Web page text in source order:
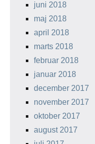
juni 2018
maj 2018
april 2018
marts 2018
februar 2018
januar 2018
december 2017
november 2017
oktober 2017
august 2017